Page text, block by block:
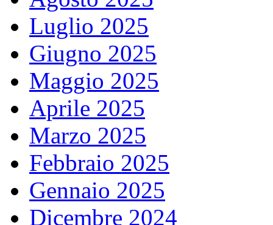
Luglio 2025
Giugno 2025
Maggio 2025
Aprile 2025
Marzo 2025
Febbraio 2025
Gennaio 2025
Dicembre 2024